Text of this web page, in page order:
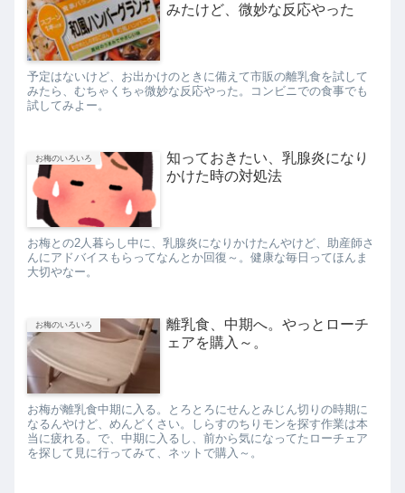
みたけど、微妙な反応やった
予定はないけど、お出かけのときに備えて市販の離乳食を試して
みたら、むちゃくちゃ微妙な反応やった。コンビニでの食事でも
試してみよー。
お梅のいろいろ
知っておきたい、乳腺炎になり
かけた時の対処法
お梅との2人暮らし中に、乳腺炎になりかけたんやけど、助産師さ
んにアドバイスもらってなんとか回復～。健康な毎日ってほんま
大切やなー。
お梅のいろいろ
離乳食、中期へ。やっとローチ
ェアを購入～。
お梅が離乳食中期に入る。とろとろにせんとみじん切りの時期に
なるんやけど、めんどくさい。しらすのちりモンを探す作業は本
当に疲れる。で、中期に入るし、前から気になってたローチェア
を探して見に行ってみて、ネットで購入～。